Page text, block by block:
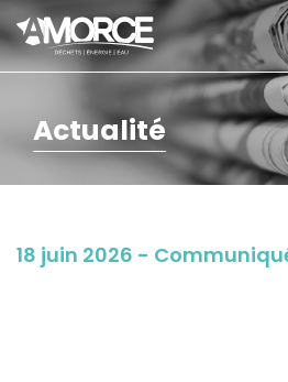
Actualité
18 juin 2026 -